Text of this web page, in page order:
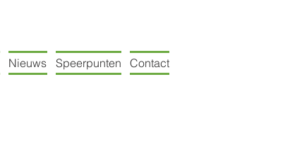
Nieuws Speerpunten Contact